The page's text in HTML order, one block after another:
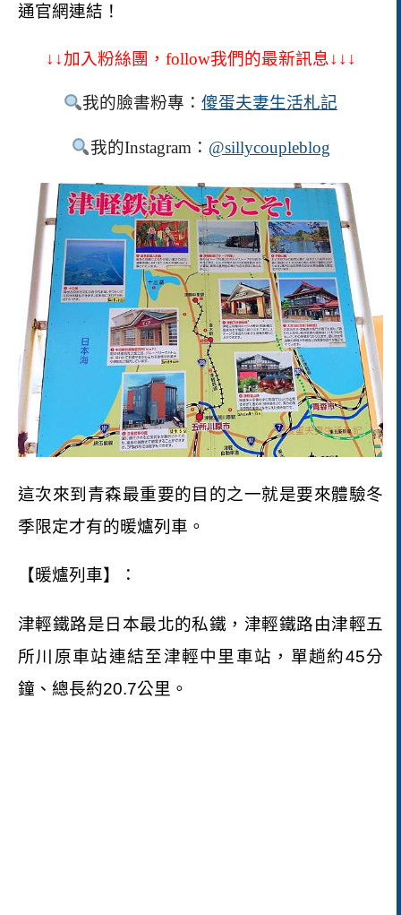
通官網連結！
↓↓加入粉絲團， follow我們的最新訊息↓↓↓
我的臉書粉專：傻蛋夫妻生活札記
我的Instagram ： @sillycoupleblog
這次來到青森最重要的目的之一就是要來體驗冬
季限定才有的暖爐列車。
【暖爐列車】：
津輕鐵路是日本最北的私鐵，津輕鐵路由津輕五
所川原車站連結至津輕中里車站，單趟約45分
鐘、總長約20.7公里。